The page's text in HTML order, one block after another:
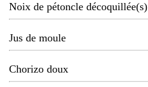
Noix de pétoncle décoquillée(s)
Jus de moule
Chorizo doux